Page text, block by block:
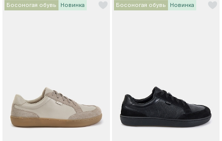
Босоногая обувь Новинка Босоногая обувь Новинка